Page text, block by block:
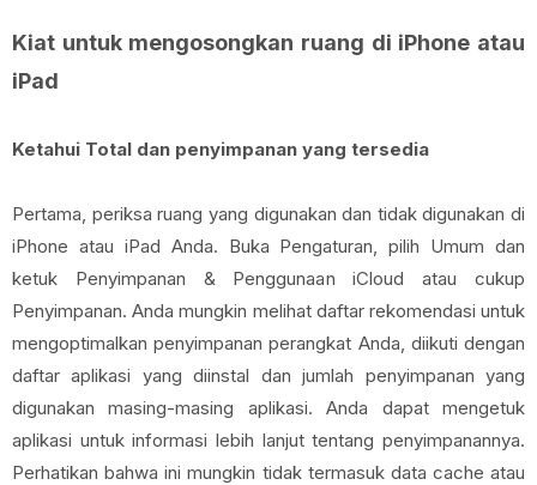
Kiat untuk mengosongkan ruang di iPhone atau
iPad
Ketahui Total dan penyimpanan yang tersedia
Pertama, periksa ruang yang digunakan dan tidak digunakan di
iPhone atau iPad Anda. Buka Pengaturan, pilih Umum dan
ketuk Penyimpanan & Penggunaan iCloud atau cukup
Penyimpanan. Anda mungkin melihat daftar rekomendasi untuk
mengoptimalkan penyimpanan perangkat Anda, diikuti dengan
daftar aplikasi yang diinstal dan jumlah penyimpanan yang
digunakan masing-masing aplikasi. Anda dapat mengetuk
aplikasi untuk informasi lebih lanjut tentang penyimpanannya.
Perhatikan bahwa ini mungkin tidak termasuk data cache atau